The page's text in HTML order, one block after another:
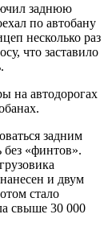
заднюю
по автобану
несколько раз
что заставило
на автодорогах
задним
«финтов».
и двум
стало
свыше 30 000